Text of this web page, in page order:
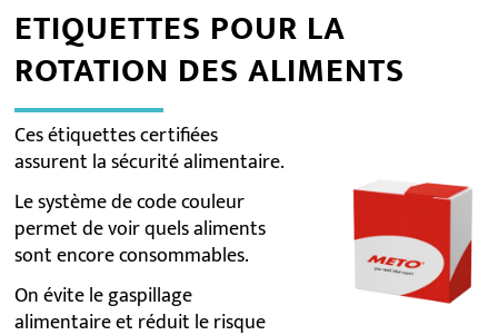
ETIQUETTES POUR LA
ROTATION DES ALIMENTS
Ces étiquettes certifiées
assurent la sécurité alimentaire.
Le système de code couleur
permet de voir quels aliments
sont encore consommables.
On évite le gaspillage
alimentaire et réduit le risque